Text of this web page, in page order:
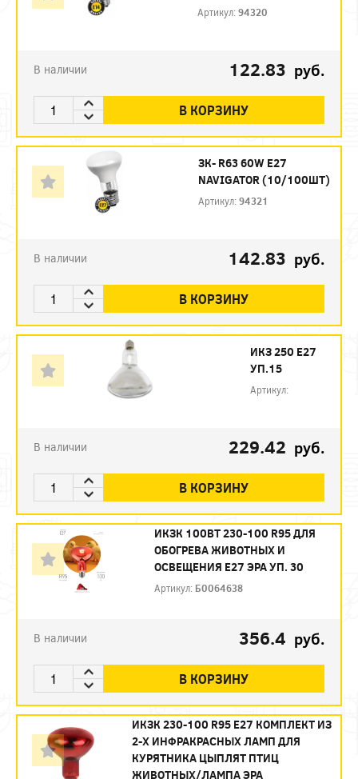
Артикул:94320
В наличии 122.83 руб.
В КОРЗИНУ
ЗК- R63 60W E27
NAVIGATOR (10/100ШТ)
Артикул:94321
В наличии 142.83 руб.
В КОРЗИНУ
ИКЗ 250 Е27
УП.15
Артикул:
В наличии 229.42 руб.
В КОРЗИНУ
ИКЗК 100ВТ 230-100 R95 ДЛЯ
ОБОГРЕВА ЖИВОТНЫХ И
ОСВЕЩЕНИЯ Е27 ЭРА УП. 30
Артикул: Б0064638
В наличии 356.4 руб.
В КОРЗИНУ
ИКЗК 230-100 R95 E27 КОМПЛЕКТ ИЗ
2-Х ИНФРАКРАСНЫХ ЛАМП ДЛЯ
КУРЯТНИКА ЦЫПЛЯТ ПТИЦ
ЖИВОТНЫХ/ЛАМПА ЭРА